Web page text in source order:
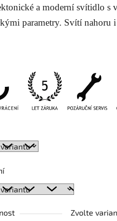
a moderní svítidlo s
parametry. Svítí nahoru
Zvolte